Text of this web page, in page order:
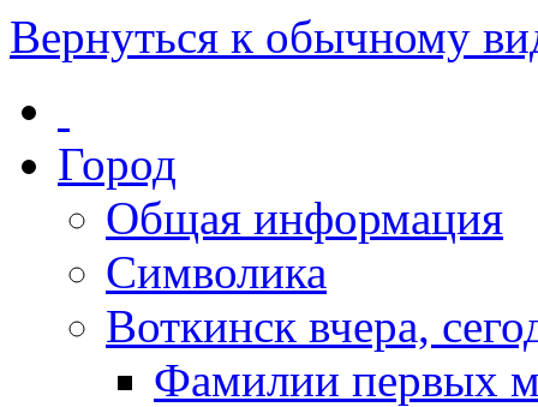
Вернуться к обычному
Город
Общая информация
Символика
Воткинск вчера,
Фамилии первых